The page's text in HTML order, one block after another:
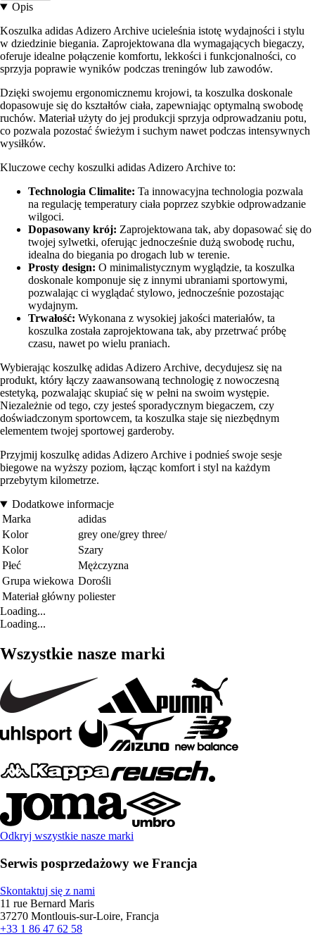
Opis
Koszulka adidas Adizero Archive ucieleśnia istotę wydajności i stylu
w dziedzinie biegania. Zaprojektowana dla wymagających biegaczy,
oferuje idealne połączenie komfortu, lekkości i funkcjonalności, co
sprzyja poprawie wyników podczas treningów lub zawodów.
Dzięki swojemu ergonomicznemu krojowi, ta koszulka doskonale
dopasowuje się do kształtów ciała, zapewniając optymalną swobodę
ruchów. Materiał użyty do jej produkcji sprzyja odprowadzaniu potu,
co pozwala pozostać świeżym i suchym nawet podczas intensywnych
wysiłków.
Kluczowe cechy koszulki adidas Adizero Archive to:
Technologia Climalite: Ta innowacyjna technologia pozwala
na regulację temperatury ciała poprzez szybkie odprowadzanie
wilgoci.
Dopasowany krój: Zaprojektowana tak, aby dopasować się do
twojej sylwetki, oferując jednocześnie dużą swobodę ruchu,
idealna do biegania po drogach lub w terenie.
Prosty design: O minimalistycznym wyglądzie, ta koszulka
doskonale komponuje się z innymi ubraniami sportowymi,
pozwalając ci wyglądać stylowo, jednocześnie pozostając
wydajnym.
Trwałość: Wykonana z wysokiej jakości materiałów, ta
koszulka została zaprojektowana tak, aby przetrwać próbę
czasu, nawet po wielu praniach.
Wybierając koszulkę adidas Adizero Archive, decydujesz się na
produkt, który łączy zaawansowaną technologię z nowoczesną
estetyką, pozwalając skupiać się w pełni na swoim występie.
Niezależnie od tego, czy jesteś sporadycznym biegaczem, czy
doświadczonym sportowcem, ta koszulka staje się niezbędnym
elementem twojej sportowej garderoby.
Przyjmij koszulkę adidas Adizero Archive i podnieś swoje sesje
biegowe na wyższy poziom, łącząc komfort i styl na każdym
przebytym kilometrze.
Dodatkowe informacje
Marka
adidas
Kolor
grey one/grey three/
Kolor
Szary
Płeć
Mężczyzna
Grupa wiekowa Dorośli
Materiał główny poliester
Loading...
Loading...
Wszystkie nasze marki
Odkryj wszystkie nasze marki
Serwis posprzedażowy we Francja
Skontaktuj się z nami
11 rue Bernard Maris
37270 Montlouis-sur-Loire, Francja
+33 1 86 47 62 58